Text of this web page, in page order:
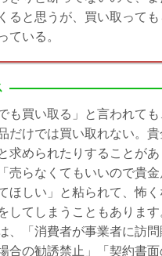
ると思うが、買い取って
ている。
も買い取る」と言われて
だけでは買い取れない。貴
求められたりすることがあ
売らなくてもいいので貴金
ほしい」と粘られて、怖く
してしまうこともあります
、「消費者が事業者に訪問
合の勧誘禁止」「契約書